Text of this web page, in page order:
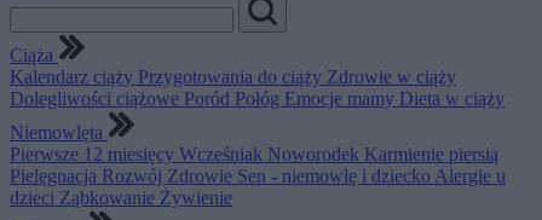
Ciąża
Kalendarz ciąży Przygotowania do ciąży Zdrowie w ciąży
Dolegliwości ciążowe Poród Połóg Emocje mamy Dieta w ciąży
Niemowlęta
Pierwsze 12 miesięcy Wcześniak Noworodek Karmienie piersią
Pielęgnacja Rozwój Zdrowie Sen - niemowlę i dziecko Alergie u
dzieci Ząbkowanie Żywienie